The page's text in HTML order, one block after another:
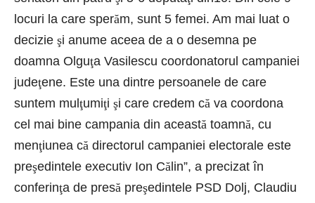
locuri la care sperăm, sunt 5 femei. Am mai luat o
decizie şi anume aceea de a o desemna pe
doamna Olguţa Vasilescu coordonatorul campaniei
judeţene. Este una dintre persoanele de care
suntem mul ţumiţi şi care credem că va coordona
cel mai bine campania din această toamnă, cu
menţiunea că directorul campaniei electorale este
preşedintele executiv Ion Că lin”, a precizat în
conferinţa de presă preşedintele PSD Dolj, Claudiu